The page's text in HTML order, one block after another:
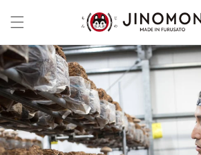
ンツに
進む